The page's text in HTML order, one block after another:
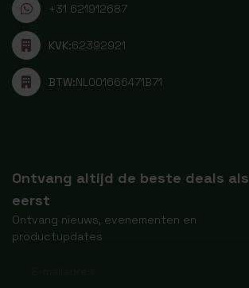
+31 621912687
KVK:62392921
BTW:NL001666471B71
Ontvang altijd de beste deals als
eerst
Ontvang nieuws, evenementen en
productupdates